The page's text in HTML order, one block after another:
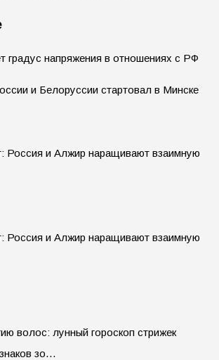
градус напряжения в отношениях с РФ
и Белоруссии стартовал в Минске
волос: лунный гороскоп стрижек
зо…